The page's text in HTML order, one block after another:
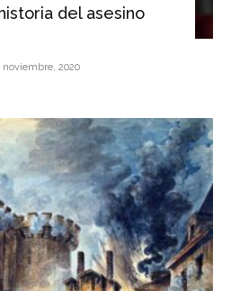
del asesino
noviembre, 2020